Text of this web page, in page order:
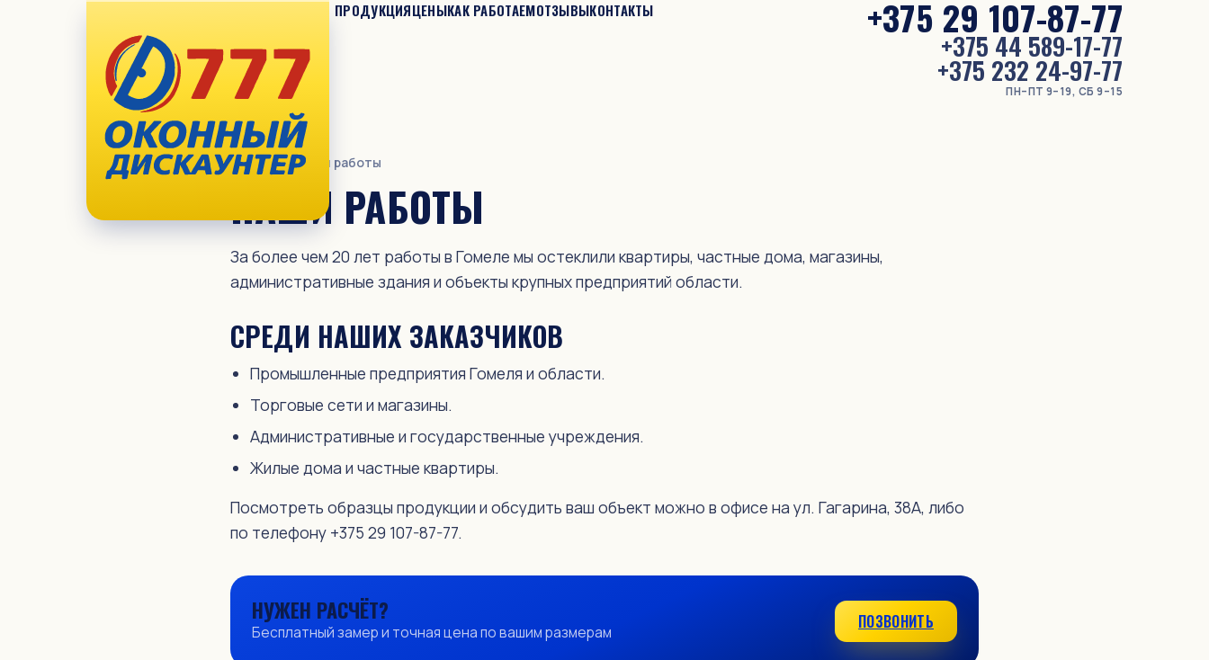
ПРОДУКЦИЯЦЕНЫКАК РАБОТАЕМОТЗЫВЫКОНТАКТЫ +375 29 107-87-77
+375 44 589-17-77
+375 232 24-97-77
ПН–ПТ 9–19, СБ 9–15
Окна ПВХ «777»
Раздвижной ПВХ
Алюминий
Главная— Наши работы
НАШИ РАБОТЫ
За более чем 20 лет работы в Гомеле мы остеклили квартиры, частные дома, магазины,
административные здания и объекты крупных предприятий области.
СРЕДИ НАШИХ ЗАКАЗЧИКОВ
Промышленные предприятия Гомеля и области.
Торговые сети и магазины.
Административные и государственные учреждения.
Жилые дома и частные квартиры.
Посмотреть образцы продукции и обсудить ваш объект можно в офисе на ул. Гагарина, 38А, либо
по телефону +375 29 107-87-77.
НУЖЕН РАСЧЁТ?
Бесплатный замер и точная цена по вашим размерам ПОЗВОНИТЬ